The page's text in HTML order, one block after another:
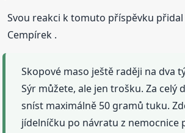
Svou reakci k tomuto příspěvku přidal
Cempírek .
Skopové maso ještě raději na dva
Sýr můžete, ale jen trošku. Za celý
sníst maximálně 50 gramů tuku.
jídelníčku po návratu z nemocnice